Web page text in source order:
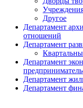
Другое
Департамент
отношений
Департамент
Департамент
Департамент
Департамент